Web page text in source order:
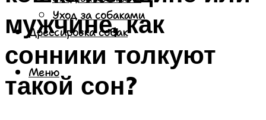
Уход за собаками
Дрессировка собак
Меню
мужчине, как
сонники толкуют
такой сон?